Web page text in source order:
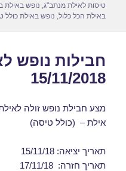
טיסות לאילת מנתב"ג נופש באילת
באילת הכל כלול נופש באילת כולל
חבילות נופש
15/11/2018
מצע חבילת נופש זולה לאילת
אילת – (כולל טיסה)
תאריך יציאה: 15/11/18
תאריך חזרה: 17/11/18